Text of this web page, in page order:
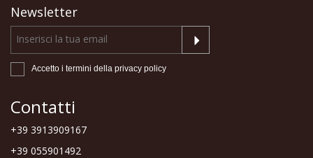
Newsletter
Accetto i termini della privacy policy
Contatti
+39 3913909167
+39 055901492